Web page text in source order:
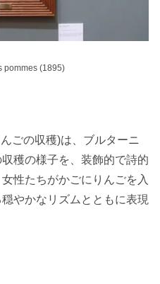
pommes (1895)
ごの収穫)は、ブルターニ
穫の様子を、装飾的で詩的
性たちがかごにりんごを入
やかなリズムとともに表現